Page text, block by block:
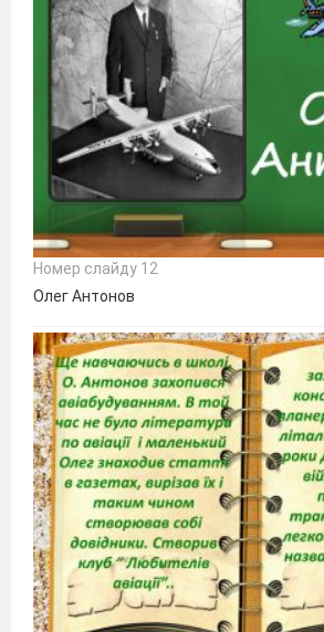
Номер слайду 12
Олег Антонов